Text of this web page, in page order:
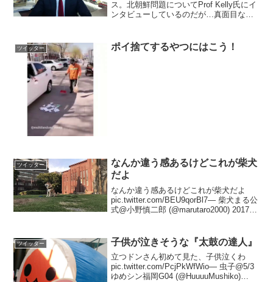
ス。北朝鮮問題についてProf Kelly氏にイ
ンタビューしているのだが…真面目な話
やって来た。父は仕事中なので動くこと
が出来ない。...
ツイッター ポイ捨てするやつにはこう！
ツイッター
なんか違う感あるけどこれが柴犬
だよ
なんか違う感あるけどこれが柴犬だよ
pic.twitter.com/BEU9qorBl7— 柴犬まる公
式@小野慎二郎 (@marutaro2000) 2017年
ツイッター 子供が泣きそうな『太鼓の達人』
立つドンさん初めて見た、子供泣くわ
pic.twitter.com/PcjPkWfWio— 虫子@5/3
ゆめシン福岡G04 (@HuuuuMushiko)